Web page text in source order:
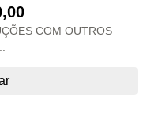
COM OUTROS